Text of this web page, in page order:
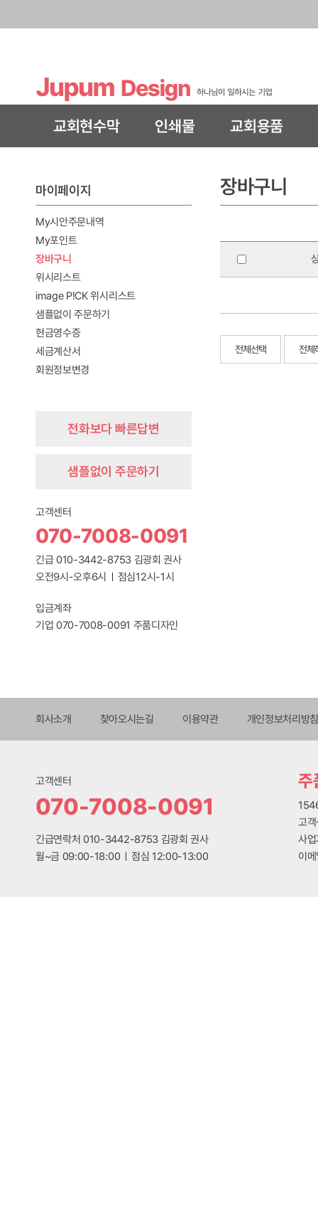
교회현수막 인쇄물 교회용품
마이페이지
My시안주문내역
My포인트
장바구니
위시리스트
image P!CK 위시리스트
샘플없이 주문하기
현금영수증
세금계산서
회원정보변경
전화보다 빠른답변
샘플없이 주문하기
고객센터
070-7008-0091
긴급 010-3442-8753 김광회 권사
오전9시-오후6시
점심12시-1시
입금계좌
기업 070-7008-0091 주품디자인
장바구니
전체선택 전체
회사소개 찾아오시는길 이용약관 개인정보처리방
고객센터
070-7008-0091
긴급연락처 010-3442-8753 김광회 권사
월~금 09:00-18:00
점심 12:00-13:00
주
고
사
이